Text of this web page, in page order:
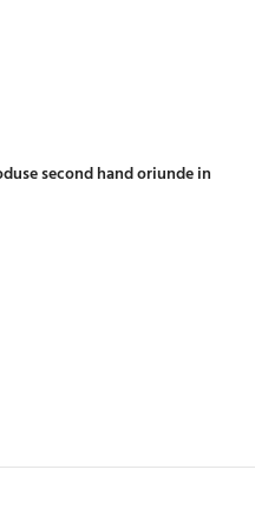
second hand oriunde in